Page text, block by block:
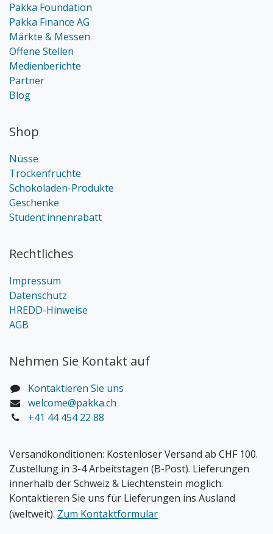
Pakka Foundation
Pakka Finance AG
Märkte & Messen
Offene Stellen
Medienberichte
Partner
Blog
Shop
Nüsse
Trockenfrüchte
Schokoladen-Produkte
Geschenke
Student:innenrabatt
Rechtliches
Impressum
Datenschutz
HREDD-Hinweise
AGB
Nehmen Sie Kontakt auf
Kontaktieren Sie uns
welcome@pakka.ch
+41 44 454 22 88
Versandkonditionen: Kostenloser Versand ab CHF 100.
Zustellung in 3-4 Arbeitstagen (B-Post). Lieferungen
innerhalb der Schweiz & Liechtenstein möglich.
Kontaktieren Sie uns für Lieferungen ins Ausland
(weltweit). Zum Kontaktformular